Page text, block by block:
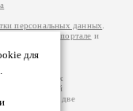
для
персональных данных
информацию о портале и
200 тысяч
более двух
который
указано по две